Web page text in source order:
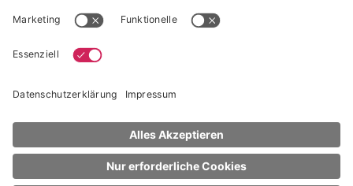
COLOR WOW
* unverbindliche Preisempfehlung der Verbundgruppe beauty alliance
NACH OBEN